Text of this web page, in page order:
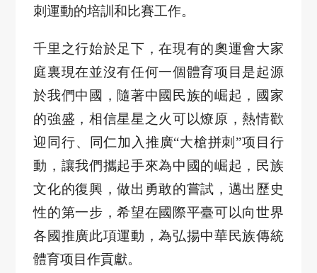
刺運動的培訓和比賽工作。
千里之行始於足下，在現有的奧運會大家
庭裏現在並沒有任何一個體育项目 是起源
於我們中國，隨著中國民族的崛起，國家
的強盛，相信星星之火可以燎原，熱情歡
迎同行、同仁加入推廣“大槍拼刺”项目 行
動，讓我們攜起手來為中國的崛起，民族
文化的復興，做出勇敢的嘗試，邁出歷史
性的第一步，希望在國際平臺可以向世界
各國推廣此項運動，為弘揚中華民族傳統
體育项目作貢獻。